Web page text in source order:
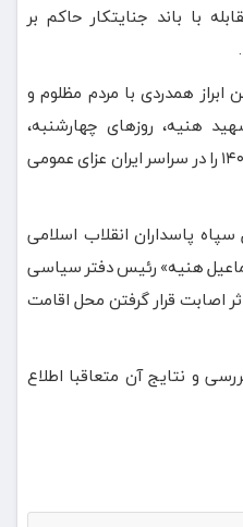
با باند جنایتکار حاکم بر
همدردی با مردم مظلوم و
هنیه، روزهای چهارشنبه،
پنج‌شنبه و جمعه ۱۰ تا ۱۲ مرداد ۱۴۰۳ را در سراسر ایران عزای عمومی
سپاه پاسداران انقلاب اسلامی
هنیه» رئیس دفتر سیاسی
اصابت قرار گرفتن محل اقامت
و نتایج آن متعاقبا اطلاع